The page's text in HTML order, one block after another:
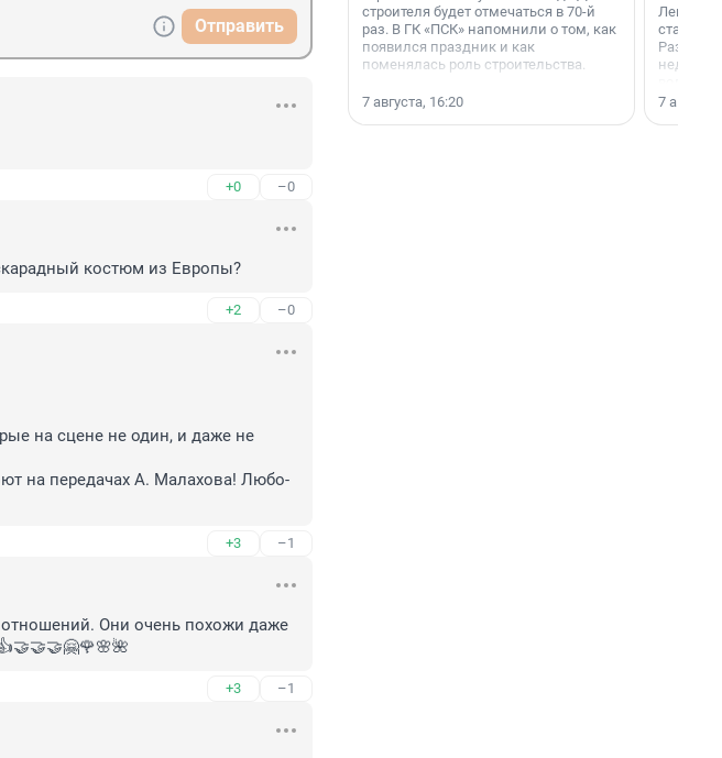
Отправить
+0 –0
костюм из Европы?
+2 –0
на сцене не один, и даже не
на передачах А. Малахова! Любо-
+3 –1
Они очень похожи даже
+3 –1
строителя будет отмечаться в 70-й
раз. В ГК «ПСК» напомнили о том, как
появился праздник и как
поменялась роль строительства.
7 августа, 16:20
станции
7